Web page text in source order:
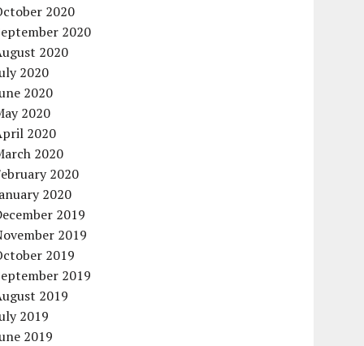
2020
2020
2020
2020
2020
2020
2020
2020
2020
2020
2019
2019
2019
2019
2019
2019
2019